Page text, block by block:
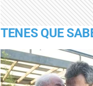
TENES QUE